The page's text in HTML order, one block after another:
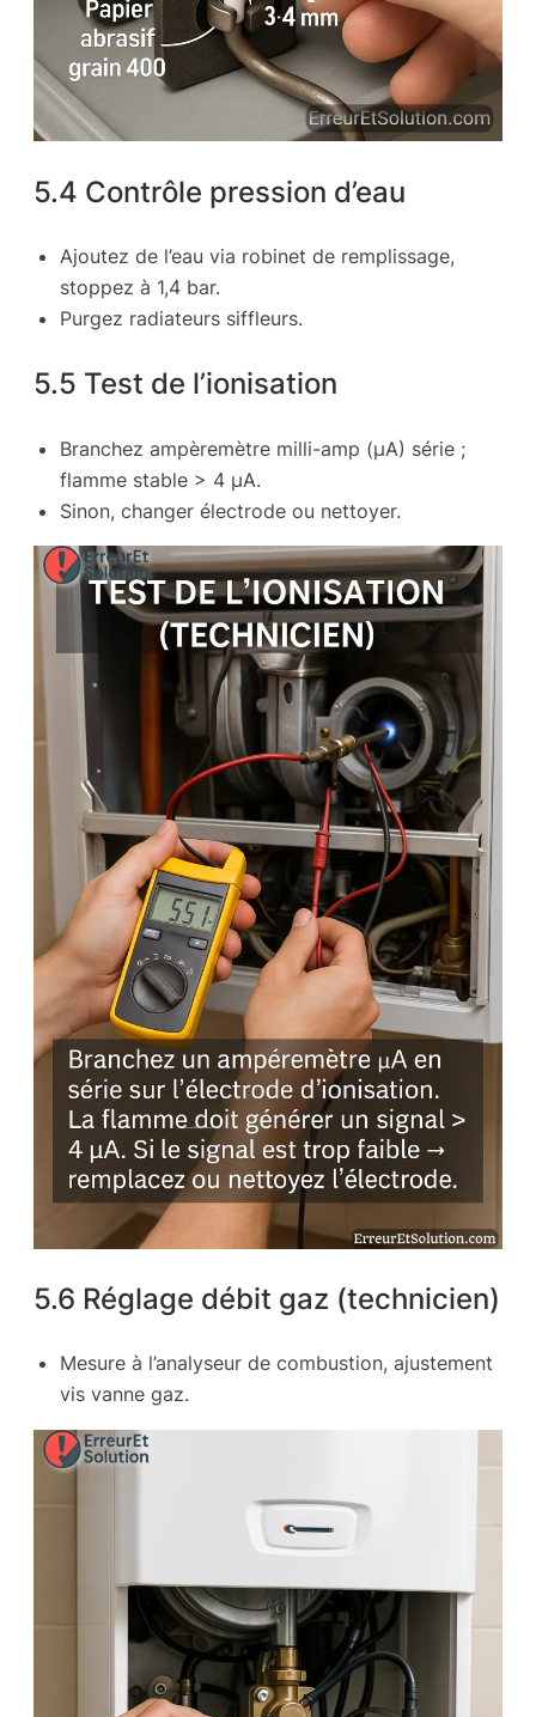
5.4 Contrôle pression d’eau
Ajoutez de l’eau via robinet de remplissage,
stoppez à 1,4 bar.
Purgez radiateurs siffleurs.
5.5 Test de l’ionisation
Branchez ampèremètre milli-amp (µA) série ;
flamme stable > 4 µA.
Sinon, changer électrode ou nettoyer.
5.6 Réglage débit gaz (technicien)
Mesure à l’analyseur de combustion, ajustement
vis vanne gaz.